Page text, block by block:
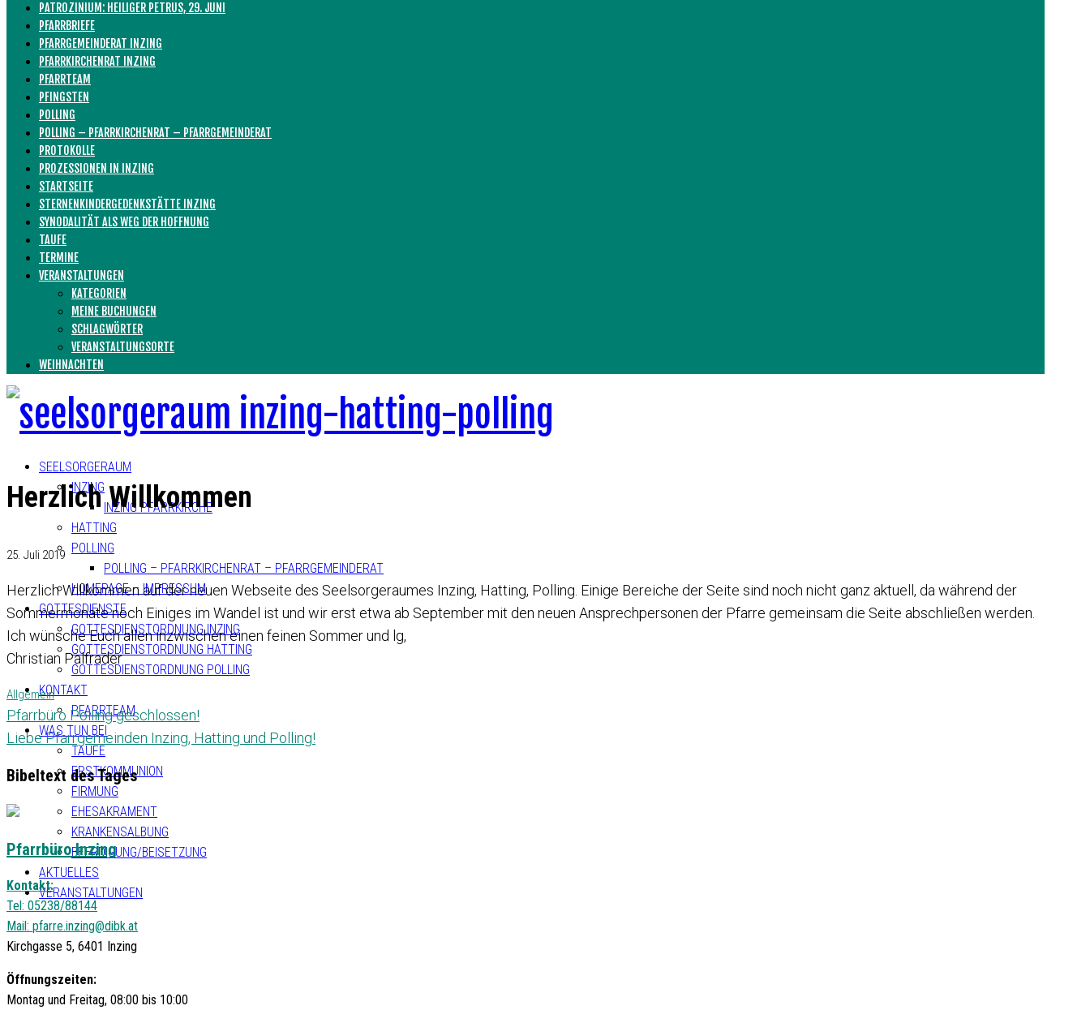
PATROZINIUM: HEILIGER PETRUS, 29. JUNI
PFARRBRIEFE
PFARRGEMEINDERAT INZING
PFARRKIRCHENRAT INZING
PFARRTEAM
PFINGSTEN
POLLING
POLLING – PFARRKIRCHENRAT – PFARRGEMEINDERAT
PROTOKOLLE
PROZESSIONEN IN INZING
STARTSEITE
STERNENKINDERGEDENKSTÄTTE INZING
SYNODALITÄT ALS WEG DER HOFFNUNG
TAUFE
TERMINE
VERANSTALTUNGEN
KATEGORIEN
MEINE BUCHUNGEN
SCHLAGWÖRTER
VERANSTALTUNGSORTE
WEIHNACHTEN
SEELSORGERAUM
INZING
INZING PFARRKIRCHE
HATTING
POLLING
POLLING – PFARRKIRCHENRAT – PFARRGEMEINDERAT
HOMEPAGE – IMPRESSUM
GOTTESDIENSTE
GOTTESDIENSTORDNUNG INZING
GOTTESDIENSTORDNUNG HATTING
GOTTESDIENSTORDNUNG POLLING
KONTAKT
PFARRTEAM
WAS TUN BEI
TAUFE
ERSTKOMMUNION
FIRMUNG
EHESAKRAMENT
KRANKENSALBUNG
BEERDIGUNG/BEISETZUNG
AKTUELLES
VERANSTALTUNGEN
Herzlich Willkommen
25. Juli 2019
Herzlich Willkommen auf der neuen Webseite des Seelsorgeraumes Inzing, Hatting, Polling. Einige Bereiche der Seite sind noch nicht ganz aktuell, da während der
Sommermonate noch Einiges im Wandel ist und wir erst etwa ab September mit den neuen Ansprechpersonen der Pfarre gemeinsam die Seite abschließen werden.
Ich wünsche Euch allen inzwischen einen feinen Sommer und lg,
Christian Palfrader
Allgemein
Pfarrbüro Polling geschlossen!
Liebe Pfarrgemeinden Inzing, Hatting und Polling!
Bibeltext des Tages
Pfarrbüro Inzing
Kontakt:
Tel: 05238/88144
Mail: pfarre.inzing@dibk.at
Kirchgasse 5, 6401 Inzing
Öffnungszeiten:
Montag und Freitag, 08:00 bis 10:00